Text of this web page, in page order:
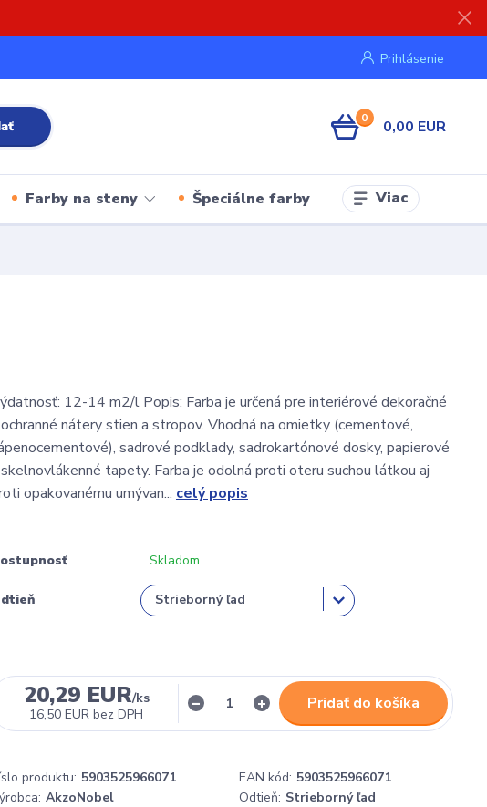
Prihlásenie
0 0,00 EUR
Farby na steny Špeciálne farby Viac
12-14 m2/l Popis: Farba je určená pre interiérové dekoračné
nátery stien a stropov. Vhodná na omietky (cementové,
sadrové podklady, sadrokartónové dosky, papierové
tapety. Farba je odolná proti oteru suchou látkou aj
opakovanému umývan... celý popis
Skladom
20,29 EUR/ks
16,50 EUR bez DPH
Pridať do košíka
produktu: 5903525966071 EAN kód: 5903525966071
AkzoNobel Odtieň: Strieborný ľad